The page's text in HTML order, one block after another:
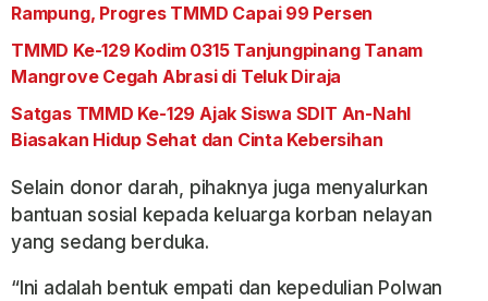
Rampung, Progres TMMD Capai 99 Persen
TMMD Ke-129 Kodim 0315 Tanjungpinang Tanam
Mangrove Cegah Abrasi di Teluk Diraja
Satgas TMMD Ke-129 Ajak Siswa SDIT An-Nahl
Biasakan Hidup Sehat dan Cinta Kebersihan
Selain donor darah, pihaknya juga menyalurkan
bantuan sosial kepada keluarga korban nelayan
yang sedang berduka.
“Ini adalah bentuk empati dan kepedulian Polwan